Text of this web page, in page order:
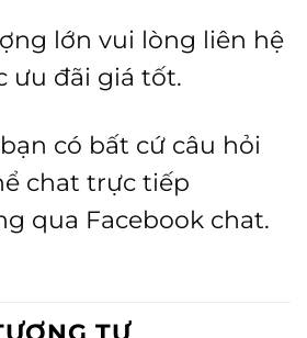
lớn vui lòng liên hệ
ưu đãi giá tốt.
có bất cứ câu hỏi
chat trực tiếp
qua Facebook chat.